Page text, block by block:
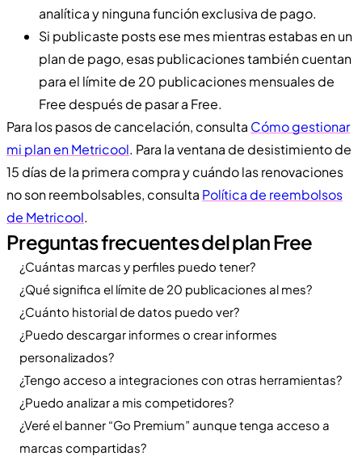
analítica y ninguna función exclusiva de pago.
Si publicaste posts ese mes mientras estabas en un
plan de pago, esas publicaciones también cuentan
para el límite de 20 publicaciones mensuales de
Free después de pasar a Free.
Para los pasos de cancelación, consulta Cómo gestionar
mi plan en Metricool. Para la ventana de desistimiento de
15 días de la primera compra y cuándo las renovaciones
no son reembolsables, consulta Política de reembolsos
de Metricool.
Preguntas frecuentes del plan Free
¿Cuántas marcas y perfiles puedo tener?
¿Qué significa el límite de 20 publicaciones al mes?
¿Cuánto historial de datos puedo ver?
¿Puedo descargar informes o crear informes
personalizados?
¿Tengo acceso a integraciones con otras herramientas?
¿Puedo analizar a mis competidores?
¿Veré el banner “Go Premium” aunque tenga acceso a
marcas compartidas?